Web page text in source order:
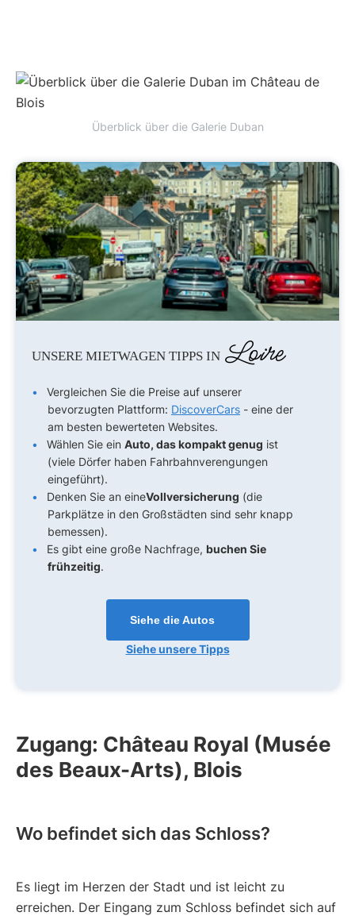
Überblick über die Galerie Duban
UNSERE MIETWAGEN TIPPS IN Loire
Vergleichen Sie die Preise auf unserer
bevorzugten Plattform: DiscoverCars - eine der
am besten bewerteten Websites.
Wählen Sie ein Auto, das kompakt genug ist
(viele Dörfer haben Fahrbahnverengungen
eingeführt).
Denken Sie an eineVollversicherung (die
Parkplätze in den Großstädten sind sehr knapp
bemessen).
Es gibt eine große Nachfrage, buchen Sie
frühzeitig.
Siehe die Autos
Siehe unsere Tipps
Zugang: Château Royal (Musée
des Beaux-Arts), Blois
Wo befindet sich das Schloss?
Es liegt im Herzen der Stadt und ist leicht zu
erreichen. Der Eingang zum Schloss befindet sich auf